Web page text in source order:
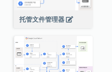
托管文件管理器